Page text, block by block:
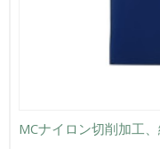
MCナイロン切削加工